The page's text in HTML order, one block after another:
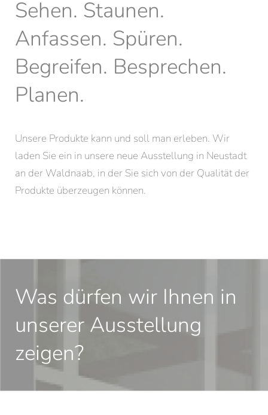
Sehen. Staunen.
Anfassen. Spüren.
Begreifen. Besprechen.
Planen.
Unsere Produkte kann und soll man erleben. Wir
laden Sie ein in unsere neue Ausstellung in Neustadt
an der Waldnaab, in der Sie sich von der Qualität der
Produkte überzeugen können.
Was dürfen wir Ihnen in
unserer Ausstellung
zeigen?